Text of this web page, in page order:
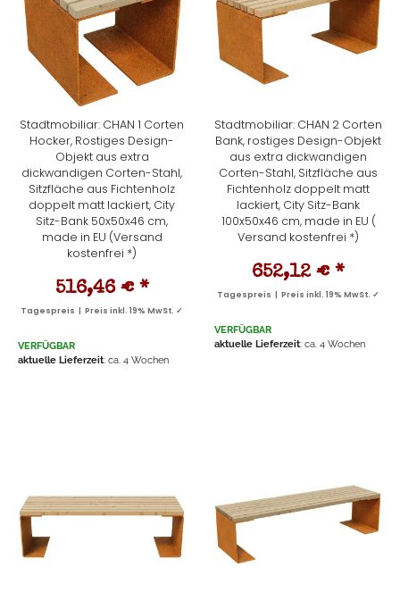
Stadtmobiliar: CHAN 1 Corten
Hocker, Rostiges Design-
Objekt aus extra
dickwandigen Corten-Stahl,
Sitzfläche aus Fichtenholz
doppelt matt lackiert, City
Sitz-Bank 50x50x46 cm,
made in EU (Versand
kostenfrei *)
516,46 € *
Tagespreis | Preis inkl. 19% MwSt. ✓
VERFÜGBAR
aktuelle Lieferzeit: ca. 4 Wochen
Stadtmobiliar: CHAN 2 Corten
Bank, rostiges Design-Objekt
aus extra dickwandigen
Corten-Stahl, Sitzfläche aus
Fichtenholz doppelt matt
lackiert, City Sitz-Bank
100x50x46 cm, made in EU (
Versand kostenfrei *)
652,12 € *
Tagespreis | Preis inkl. 19% MwSt. ✓
VERFÜGBAR
aktuelle Lieferzeit: ca. 4 Wochen